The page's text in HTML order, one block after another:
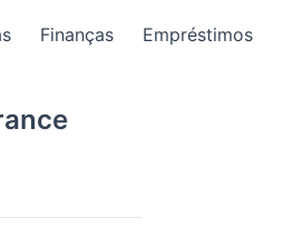
Finanças Empréstimos